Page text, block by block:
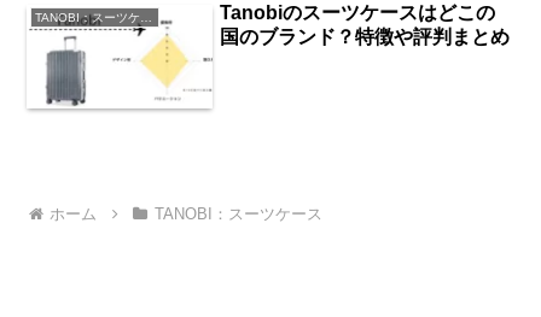
TANOBI：スーツケース
Tanobiのスーツケースはどこの
国のブランド？特徴や評判まとめ
ホーム TANOBI：スーツケース